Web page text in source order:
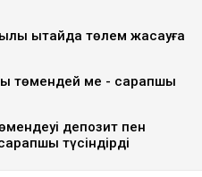
Қытайда төлем жасауға
төмендей ме - сарапшы
депозит пен
түсіндірді